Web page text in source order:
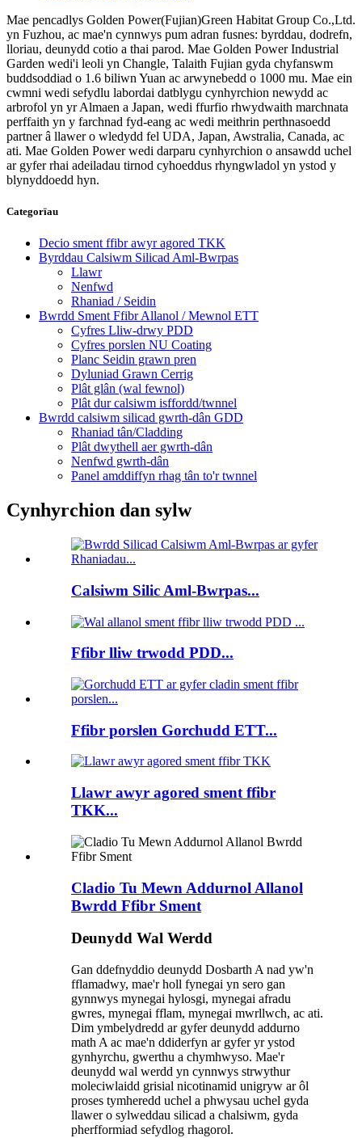
Mae pencadlys Golden Power(Fujian)Green Habitat Group Co.,Ltd.
yn Fuzhou, ac mae'n cynnwys pum adran fusnes: byrddau, dodrefn,
lloriau, deunydd cotio a thai parod. Mae Golden Power Industrial
Garden wedi'i leoli yn Changle, Talaith Fujian gyda chyfanswm
buddsoddiad o 1.6 biliwn Yuan ac arwynebedd o 1000 mu. Mae ein
cwmni wedi sefydlu labordai datblygu cynhyrchion newydd ac
arbrofol yn yr Almaen a Japan, wedi ffurfio rhwydwaith marchnata
perffaith yn y farchnad fyd-eang ac wedi meithrin perthnasoedd
partner â llawer o wledydd fel UDA, Japan, Awstralia, Canada, ac
ati. Mae Golden Power wedi darparu cynhyrchion o ansawdd uchel
ar gyfer rhai adeiladau tirnod cyhoeddus rhyngwladol yn ystod y
blynyddoedd hyn.
Categorïau
Decio sment ffibr awyr agored TKK
Byrddau Calsiwm Silicad Aml-Bwrpas
Llawr
Nenfwd
Rhaniad / Seidin
Bwrdd Sment Ffibr Allanol / Mewnol ETT
Cyfres Lliw-drwy PDD
Cyfres porslen NU Coating
Planc Seidin grawn pren
Dyluniad Grawn Cerrig
Plât glân (wal fewnol)
Plât dur calsiwm isffordd/twnnel
Bwrdd calsiwm silicad gwrth-dân GDD
Rhaniad tân/Cladding
Plât dwythell aer gwrth-dân
Nenfwd gwrth-dân
Panel amddiffyn rhag tân to'r twnnel
Cynhyrchion dan sylw
Calsiwm Silic Aml-Bwrpas...
Ffibr lliw trwodd PDD...
Ffibr porslen Gorchudd ETT...
Llawr awyr agored sment ffibr
TKK...
Cladio Tu Mewn Addurnol Allanol
Bwrdd Ffibr Sment
Deunydd Wal Werdd
Gan ddefnyddio deunydd Dosbarth A nad yw'n
fflamadwy, mae'r holl fynegai yn sero gan
gynnwys mynegai hylosgi, mynegai afradu
gwres, mynegai fflam, mynegai mwrllwch, ac ati.
Dim ymbelydredd ar gyfer deunydd addurno
math A ac mae'n ddiderfyn ar gyfer yr ystod
gynhyrchu, gwerthu a chymhwyso. Mae'r
deunydd wal werdd yn cynnwys strwythur
moleciwlaidd grisial nicotinamid unigryw ar ôl
proses tymheredd uchel a phwysau uchel gyda
llawer o sylweddau silicad a chalsiwm, gyda
pherfformiad sefydlog rhagorol.